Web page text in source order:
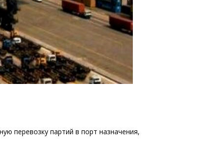
перевозку партий в порт назначения,